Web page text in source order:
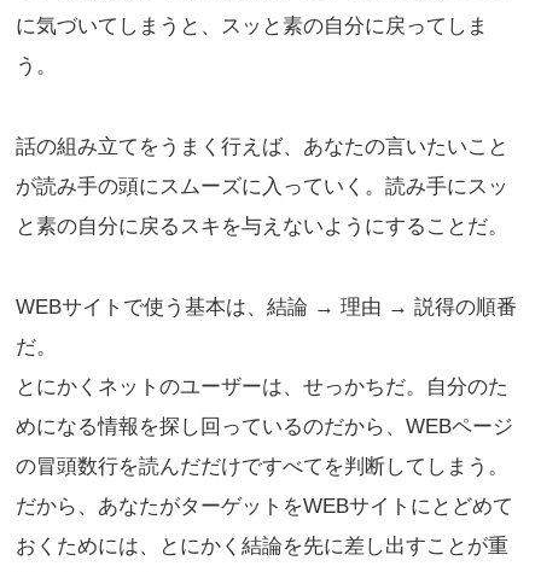
に気づいてしまうと、スッと素の自分に戻ってしま
う。
話の組み立てをうまく行えば、あなたの言いたいこと
が読み手の頭にスムーズに入っていく。読み手にスッ
と素の自分に戻るスキを与えないようにすることだ。
WEBサイトで使う基本は、結論 → 理由 → 説得の順番
だ。
とにかくネットのユーザーは、せっかちだ。自分のた
めになる情報を探し回っているのだから、WEBページ
の冒頭数行を読んだだけですべてを判断してしまう。
だから、あなたがターゲットをWEBサイトにとどめて
おくためには、とにかく結論を先に差し出すことが重